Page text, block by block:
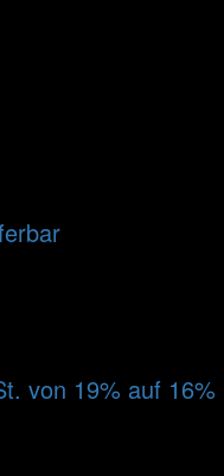
von 19% auf 16%